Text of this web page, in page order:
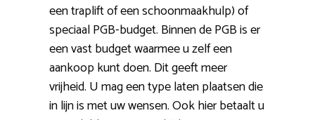
een traplift of een schoonmaakhulp) of
speciaal PGB-budget. Binnen de PGB is er
een vast budget waarmee u zelf een
aankoop kunt doen. Dit geeft meer
vrijheid. U mag een type laten plaatsen die
in lijn is met uw wensen. Ook hier betaalt u